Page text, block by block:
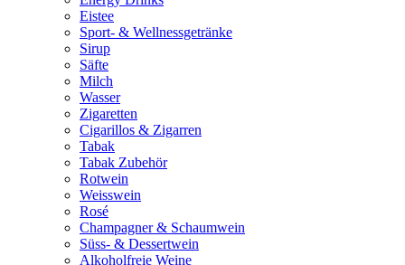
Eistee
Sport- & Wellnessgetränke
Sirup
Säfte
Milch
Wasser
Zigaretten
Cigarillos & Zigarren
Tabak
Tabak Zubehör
Rotwein
Weisswein
Rosé
Champagner & Schaumwein
Süss- & Dessertwein
Alkoholfreie Weine